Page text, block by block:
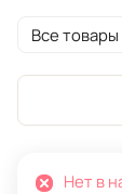
Все товары
Нет в